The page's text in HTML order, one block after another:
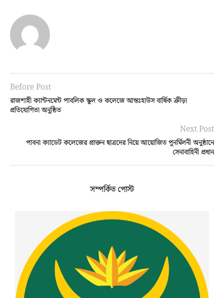
Before Post
রাজশাহী ক্যান্টনমেন্ট পাবলিক স্কুল ও কলেজে আন্তঃহাউস বার্ষিক ক্রীড়া
প্রতিযোগিতা অনুষ্ঠিত
Next Post
পাবনা ক্যাডেট কলেজের প্রাক্তন ছাত্রদের নিয়ে আয়োজিত পুনর্মিলনী অনুষ্ঠানে
সেনাবাহিনী প্রধান
সম্পর্কিত পোস্ট